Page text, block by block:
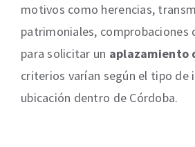
motivos como herencias,
patrimoniales, comprobaciones
para solicitar un aplazamiento
criterios varían según el tipo de
ubicación dentro de Córdoba.